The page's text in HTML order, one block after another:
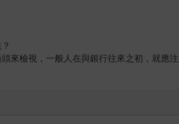
來檢視，一般人在與銀行往來之初，就